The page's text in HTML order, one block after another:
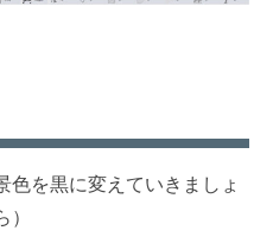
色を黒に変えていきましょ